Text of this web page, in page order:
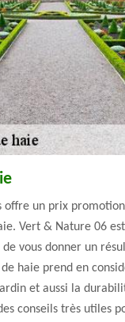
offre un prix
Vert & Nature 06
vous donner un
haie prend en
et aussi la
conseils très utiles